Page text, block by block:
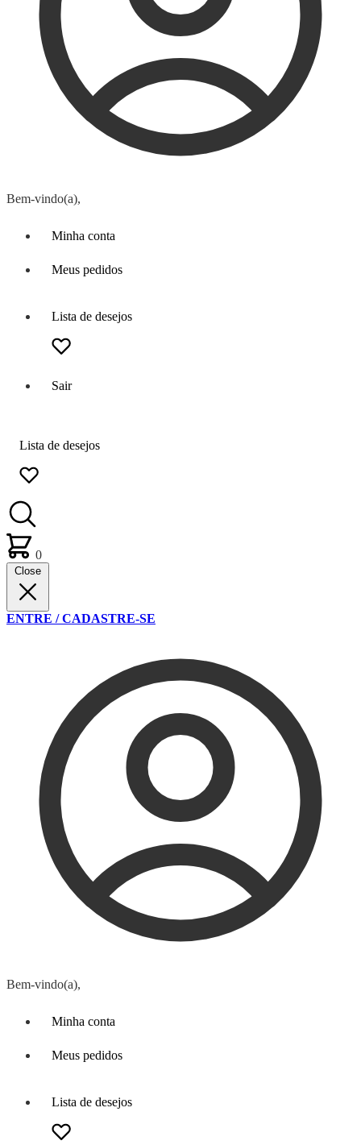
Bem-vindo(a),
Minha conta
Meus pedidos
Lista de desejos
Sair
Lista de desejos
0
Close
ENTRE / CADASTRE-SE
Bem-vindo(a),
Minha conta
Meus pedidos
Lista de desejos